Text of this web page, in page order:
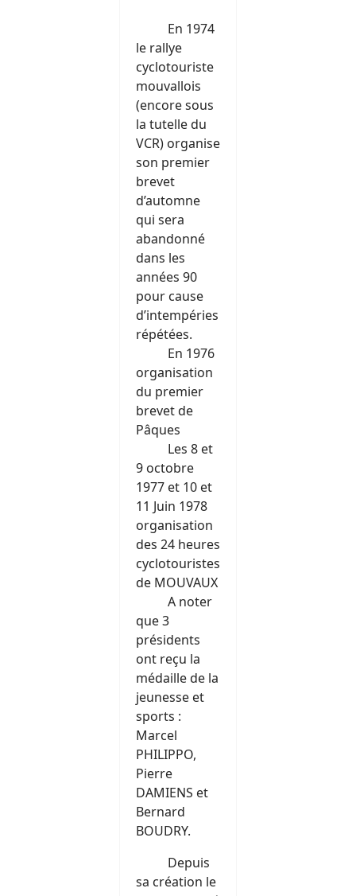
En 1974
le rallye
cyclotouriste
mouvallois
(encore sous
la tutelle du
VCR) organise
son premier
brevet
d’automne
qui sera
abandonné
dans les
années 90
pour cause
d’intempéries
répétées.
En 1976
organisation
du premier
brevet de
Pâques
Les 8 et
9 octobre
1977 et 10 et
11 Juin 1978
organisation
des 24 heures
cyclotouristes
de MOUVAUX
A noter
que 3
présidents
ont reçu la
médaille de la
jeunesse et
sports :
Marcel
PHILIPPO,
Pierre
DAMIENS et
Bernard
BOUDRY.
Depuis
sa création le